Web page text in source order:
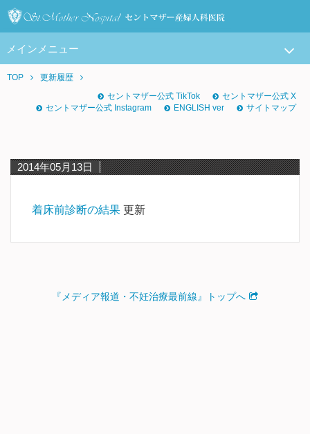
メインメニュー
TOP
更新履歴
セントマザー公式 TikTok
セントマザー公式 X
セントマザー公式 Instagram
ENGLISH ver サイトマップ
2014年05月13日
着床前診断の結果 更新
『メディア報道・不妊治療最前線』トップへ